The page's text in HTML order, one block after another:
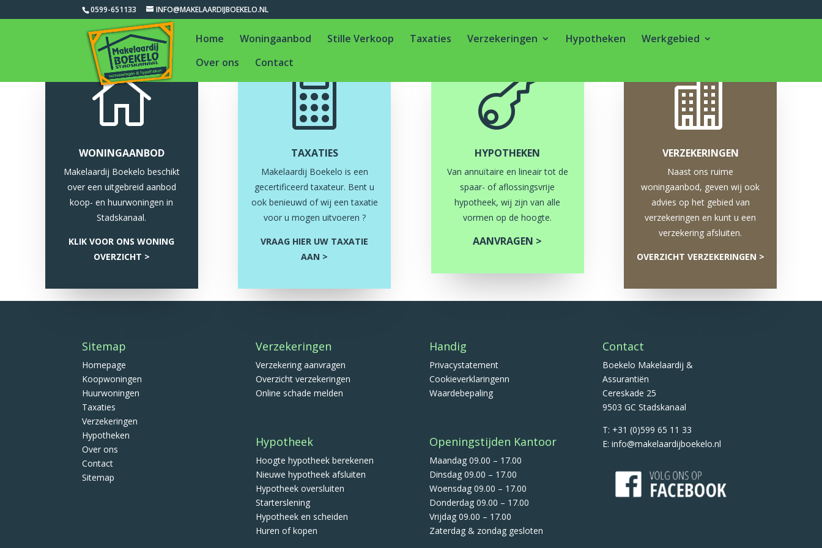
0599-651133 INFO@MAKELAARDIJBOEKELO.NL
Home Woningaanbod Stille Verkoop Taxaties Verzekeringen Hypotheken
Werkgebied
Over ons
Contact

WONINGAANBOD
Makelaardij Boekelo beschikt
over een uitgebreid aanbod
koop- en huurwoningen in
Stadskanaal.
KLIK VOOR ONS WONING
OVERZICHT >

TAXATIES
Makelaardij Boekelo is een
gecertificeerd taxateur. Bent u
ook benieuwd of wij een taxatie
voor u mogen uitvoeren ?
VRAAG HIER UW TAXATIE
AAN >

HYPOTHEKEN
Van annuïtaire en lineair tot de
spaar- of aflossingsvrije
hypotheek, wij zijn van alle
vormen op de hoogte.
AANVRAGEN >

VERZEKERINGEN
Naast ons ruime
woningaanbod, geven wij ook
advies op het gebied van
verzekeringen en kunt u een
verzekering afsluiten.
OVERZICHT VERZEKERINGEN >
Sitemap
Homepage
Koopwoningen
Huurwoningen
Taxaties
Verzekeringen
Hypotheken
Over ons
Contact
Sitemap
Verzekeringen
Verzekering aanvragen
Overzicht verzekeringen
Online schade melden
Hypotheek
Hoogte hypotheek berekenen
Nieuwe hypotheek afsluiten
Hypotheek oversluiten
Starterslening
Hypotheek en scheiden
Huren of kopen
Handig
Privacystatement
Cookieverklaringenn
Waardebepaling
Openingstijden Kantoor
Maandag 09.00 – 17.00
Dinsdag 09.00 – 17.00
Woensdag 09.00 – 17.00
Donderdag 09.00 – 17.00
Vrijdag 09.00 – 17.00
Zaterdag & zondag gesloten
Contact
Boekelo Makelaardij &
Assurantiën
Cereskade 25
9503 GC Stadskanaal
T: +31 (0)599 65 11 33
E: info@makelaardijboekelo.nl